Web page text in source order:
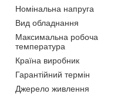
Номінальна напруга
Вид обладнання
Максимальна робоча
температура
Країна виробник
Гарантійний термін
Джерело живлення